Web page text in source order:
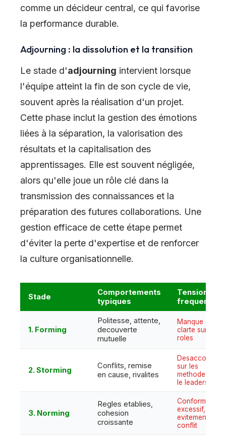
comme un décideur central, ce qui favorise
la performance durable.
Adjourning : la dissolution et la transition
Le stade d'adjourning intervient lorsque
l'équipe atteint la fin de son cycle de vie,
souvent après la réalisation d'un projet.
Cette phase inclut la gestion des émotions
liées à la séparation, la valorisation des
résultats et la capitalisation des
apprentissages. Elle est souvent négligée,
alors qu'elle joue un rôle clé dans la
transmission des connaissances et la
préparation des futures collaborations. Une
gestion efficace de cette étape permet
d'éviter la perte d'expertise et de renforcer
la culture organisationnelle.
Stade
Comportements
typiques
Tensions
frequentes
1. Forming
Politesse, attente,
decouverte
mutuelle
Manque de
clarte sur les
roles
2. Storming
Conflits, remise
en cause, rivalites
Desaccords
sur les
methodes et
le leadership
3. Norming
Regles etablies,
cohesion
croissante
Conformisme
excessif,
evitement du
conflit